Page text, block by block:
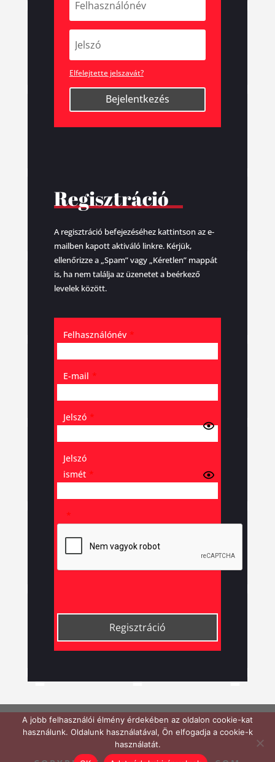
Elfelejtette jelszavát?
Bejelentkezés
Regisztráció
A regisztráció befejezéséhez kattintson az e-
mailben kapott aktiváló linkre. Kérjük,
ellenőrizze a „Spam” vagy „Kéretlen” mappát
is, ha nem találja az üzenetet a beérkező
levelek között.
Felhasználónév *
E-mail *
Jelszó *
Jelszó
ismét *
*
A jobb felhasználói élmény érdekében az oldalon cookie-kat
használunk. Oldalunk használatával, Ön elfogadja a cookie-k
használatát.